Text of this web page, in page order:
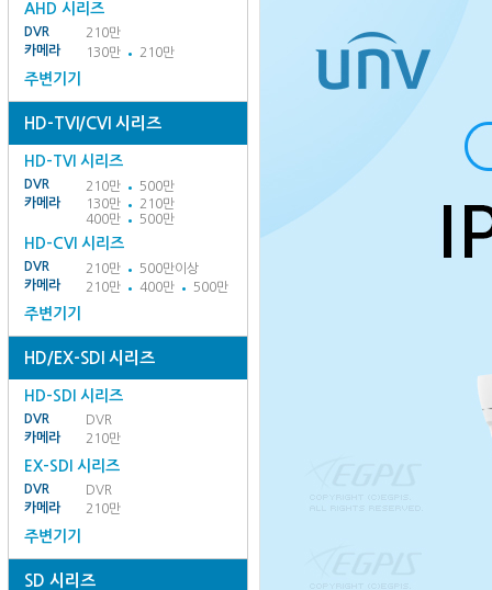
AHD 시리즈
DVR
210만
카메라
130만 210만
주변기기
HD-TVI/CVI 시리즈
HD-TVI 시리즈
DVR 210만
500만
카메라
130만
210만
400만
500만
HD-CVI 시리즈
DVR 210만
500만이상
카메라
210만 400만 500만
주변기기
HD/EX-SDI 시리즈
HD-SDI 시리즈
DVR
DVR
카메라
210만
EX-SDI 시리즈
DVR
DVR
카메라
210만
주변기기
SD 시리즈